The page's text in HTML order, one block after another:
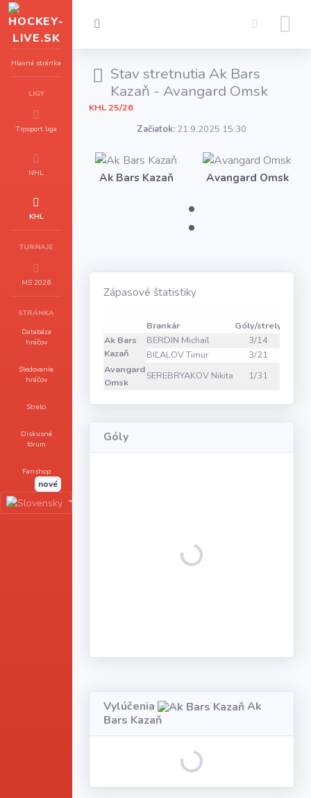
Hlavná stránka
LIGY
Tipsport liga
NHL
KHL
TURNAJE
MS 2026
STRÁNKA
Databáza
hráčov
Sledovanie
hráčov
Strelci
Diskusné
fórum
Fanshop
nové
Stav stretnutia Ak Bars
Kazaň - Avangard Omsk
KHL 25/26
Začiatok: 21.9.2025 15:30
Ak Bars Kazaň
:
Avangard Omsk
Zápasové štatistiky
Brankár
Góly/strely
Ak Bars
Kazaň
BERDIN Michail 3/14
BIĽALOV Timur
3/21
Avangard
Omsk
SEREBRYAKOV Nikita 1/31
Góly
Loading...
Vylúčenia
Ak
Bars Kazaň
Loading...